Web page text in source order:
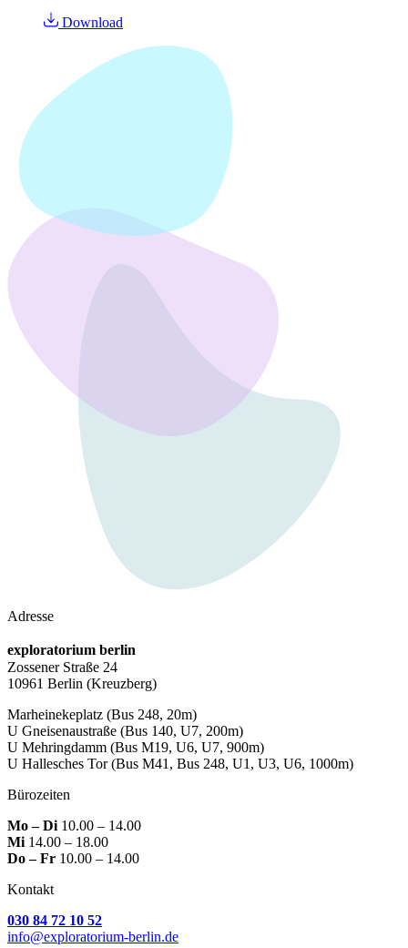
Download
Adresse
exploratorium berlin
Zossener Straße 24
10961 Berlin (Kreuzberg)
Marheinekeplatz (Bus 248, 20m)
U Gneisenaustraße (Bus 140, U7, 200m)
U Mehringdamm (Bus M19, U6, U7, 900m)
U Hallesches Tor(Bus M41, Bus 248, U1, U3, U6, 1000m)
Bürozeiten
Mo – Di 10.00 – 14.00
Mi 14.00 – 18.00
Do – Fr 10.00 – 14.00
Kontakt
030 84 72 10 52
info@exploratorium-berlin.de